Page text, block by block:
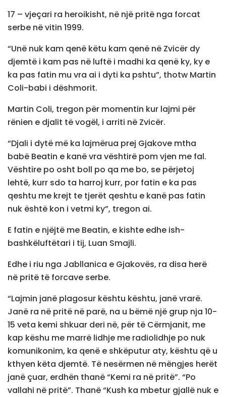
17 – vjeçari ra heroikisht, në një pritë nga forcat
serbe në vitin 1999.
“Unë nuk kam qenë këtu kam qenë në Zvicër dy
djemtë i kam pas në luftë i madhi ka qenë ky, ky e
ka pas fatin mu vra ai i dyti ka pshtu”, thotw Martin
Coli-babi i dëshmorit.
Martin Coli, tregon për momentin kur lajmi për
rënien e djalit të vogël, i arriti në Zvicër.
“Djali i dytë më ka lajmërua prej Gjakove mtha
babë Beatin e kanë vra vështirë pom vjen me fal.
Vështire po osht boll po qa me bo, se përjetoj
lehtë, kurr sdo ta harroj kurr, por fatin e ka pas
qeshtu me krejt te tjerët qeshtu e kanë pas fatin
nuk është kon i vetmi ky”, tregon ai.
E fatin e njëjtë me Beatin, e kishte edhe ish-
bashkëluftëtari i tij, Luan Smajli.
Edhe i riu nga Jabllanica e Gjakovës, ra disa herë
në pritë të forcave serbe.
“Lajmin janë plagosur kështu kështu, janë vrarë.
Janë ra në pritë në parë, na u bëmë një grup nja 10-
15 veta kemi shkuar deri në, për të Cërmjanit, me
kap këshu me marrë lidhje me radiolidhje po nuk
komunikonim, ka qenë e shkëputur aty, kështu që u
kthyen këta djemtë. Të nesërmen në mëngjes herët
janë çuar, erdhën thanë “Kemi ra në pritë”. “Po
vallahi në pritë”. Thanë “Kush ka mbetur gjallë nuk e